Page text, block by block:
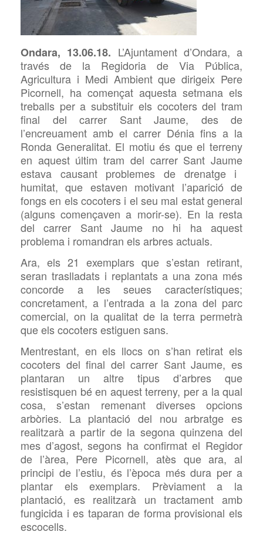
Ondara, 13.06.18. L’Ajuntament d’Ondara, a
través de la Regidoria de Via Pública,
Agricultura i Medi Ambient que dirigeix Pere
Picornell, ha començat aquesta setmana els
treballs per a substituir els cocoters del tram
final del carrer Sant Jaume, des de
l’encreuament amb el carrer Dénia fins a la
Ronda Generalitat. El motiu és que el terreny
en aquest últim tram del carrer Sant Jaume
estava causantproblemes de drenatge i
humitat, que estaven motivant l’aparició de
fongs en els cocoters i el seu mal estat general
(alguns començaven a morir-se). En la resta
del carrer Sant Jaume no hi ha aquest
problema i romandran els arbres actuals.
Ara, els 21 exemplars que s’estan retirant,
seran traslladats i replantats a una zona més
concorde a les seues característiques;
concretament, a l’entrada a la zona del parc
comercial, on la qualitat de la terra permetrà
que els cocoters estiguen sans.
Mentrestant, en els llocs on s’han retirat els
cocoters del final del carrer Sant Jaume, es
plantaran un altre tipus d’arbres que
resistisquen bé en aquest terreny, per a la qual
cosa, s’estan remenant diverses opcions
arbòries. La plantació del nou arbratge es
realitzarà a partir de la segona quinzena del
mes d’agost, segons ha confirmat el Regidor
de l’àrea, Pere Picornell, atès que ara, al
principi de l’estiu, és l’època més dura per a
plantar els exemplars. Prèviament a la
plantació, es realitzarà un tractament amb
fungicida i es taparan de forma provisional els
escocells.